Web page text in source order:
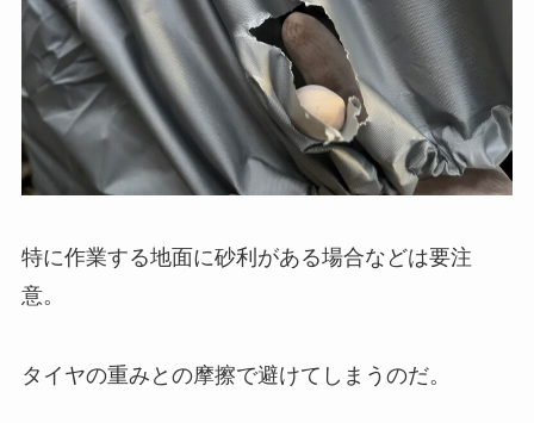
特に作業する地面に砂利がある場合などは要注
意。
タイヤの重みとの摩擦で避けてしまうのだ。